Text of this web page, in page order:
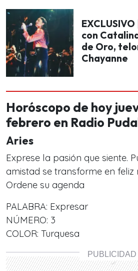
con
de Oro,
Chayanne
Horóscopo de hoy
febrero en Radio
Aries
Exprese la pasión que siente.
amistad se transforme en feliz
Ordene su agenda
PALABRA: Expresar
NÚMERO: 3
COLOR: Turquesa